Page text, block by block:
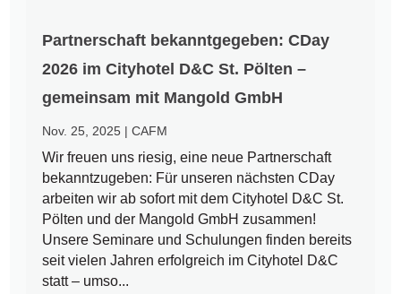
Partnerschaft bekanntgegeben: CDay
2026 im Cityhotel D&C St. Pölten –
gemeinsam mit Mangold GmbH
Nov. 25, 2025 |CAFM
Wir freuen uns riesig, eine neue Partnerschaft
bekanntzugeben: Für unseren nächsten CDay
arbeiten wir ab sofort mit dem Cityhotel D&C St.
Pölten und der Mangold GmbH zusammen!
Unsere Seminare und Schulungen finden bereits
seit vielen Jahren erfolgreich im Cityhotel D&C
statt – umso...